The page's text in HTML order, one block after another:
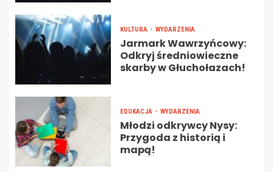
KULTURA WYDARZENIA
Jarmark Wawrzyńcowy:
Odkryj średniowieczne
skarby w Głuchołazach!
EDUKACJA WYDARZENIA
Młodzi odkrywcy Nysy:
Przygoda z historią i
mapą!